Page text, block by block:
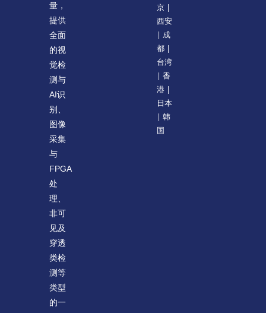
量，
提供
全面
的视
觉检
测与
AI识
别、
图像
采集
与
FPGA
处
理、
非可
见及
穿透
类检
测等
类型
的一
京 |
西安
| 成
都 |
台湾
| 香
港 |
日本
| 韩
国